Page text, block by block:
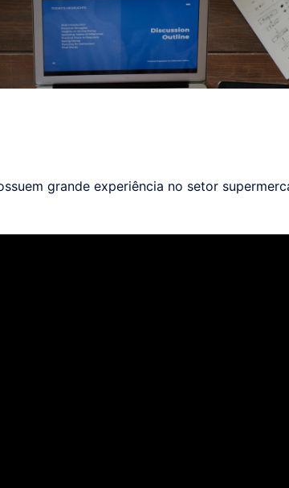
grande experiência no setor